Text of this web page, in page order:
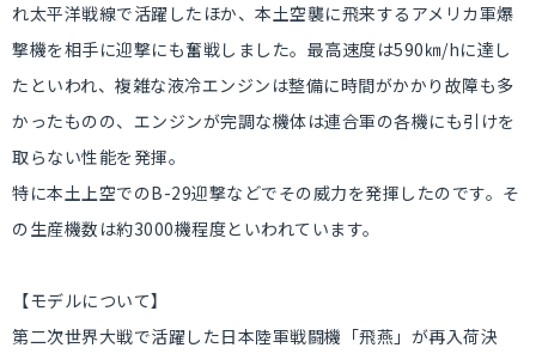
れ太平洋戦線で活躍したほか、本土空襲に飛来するアメリカ軍爆
撃機を相手に迎撃にも奮戦しました。最高速度は590㎞/hに達し
たといわれ、複雑な液冷エンジンは整備に時間がかかり故障も多
かったものの、エンジンが完調な機体は連合軍の各機にも引けを
取らない性能を発揮。
特に本土上空でのB-29迎撃などでその威力を発揮したのです。そ
の生産機数は約3000機程度といわれています。
【モデルについて】
第二次世界大戦で活躍した日本陸軍戦闘機「飛燕」が再入荷決